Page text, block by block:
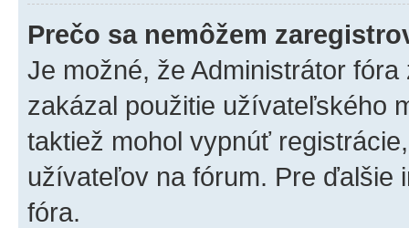
Prečo sa nemôžem
Je možné, že Administrátor
zakázal použitie užívateľského
taktiež mohol vypnúť
užívateľov na fórum. Pre ďalšie
fóra.